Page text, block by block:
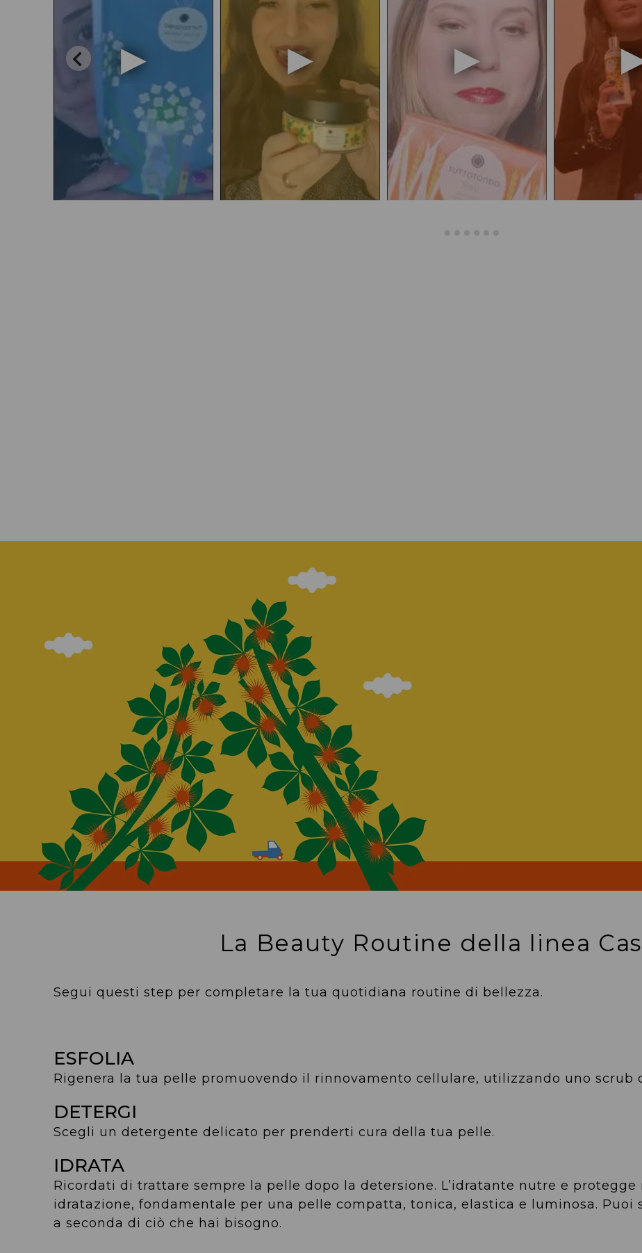
La Beauty Routine della linea
Segui questi step per completare la tua quotidiana routine di bellezza.
ESFOLIA
Rigenera la tua pelle promuovendo il rinnovamento cellulare, utilizzando uno scrub
DETERGI
Scegli un detergente delicato per prenderti cura della tua pelle.
IDRATA
Ricordati di trattare sempre la pelle dopo la detersione. L’idratante nutre e
idratazione, fondamentale per una pelle compatta, tonica, elastica e luminosa. Puoi
a seconda di ciò che hai bisogno.